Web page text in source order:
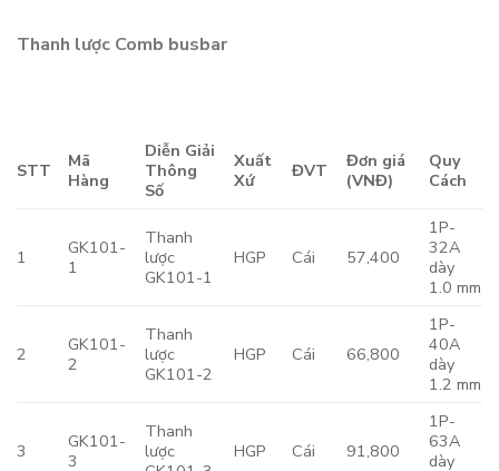
Thanh lược Comb busbar
STT
Mã
Hàng
Diễn Giải
Thông
Số
Xuất
Xứ
ĐVT
Đơn giá
(VNĐ)
Quy
Cách
1
GK101-
1
Thanh
lược
GK101-1
HGP Cái 57,400
1P-
32A
dày
1.0 mm
2
GK101-
2
Thanh
lược
GK101-2
HGP Cái 66,800
1P-
40A
dày
1.2 mm
3
GK101-
3
Thanh
lược
HGP Cái 91,800
1P-
63A
dày